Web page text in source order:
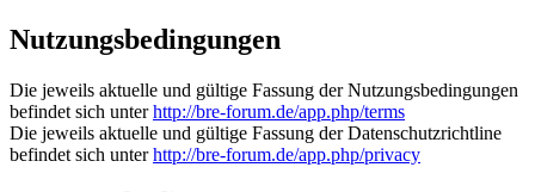
Nutzungsbedingungen
Die jeweils aktuelle und gültige Fassung der Nutzungsbedingungen
befindet sich unterhttp://bre-forum.de/app.php/terms
Die jeweils aktuelle und gültige Fassung der Datenschutzrichtline
befindet sich unterhttp://bre-forum.de/app.php/privacy